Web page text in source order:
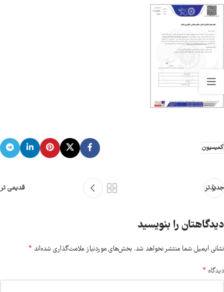
کمیسیون
جدیدتر قدیمی تر
دیدگاهتان را بنویسید
نشانی ایمیل شما منتشر نخواهد شد. بخش‌های موردنیاز علامت‌گذاری شده‌اند *
دیدگاه *